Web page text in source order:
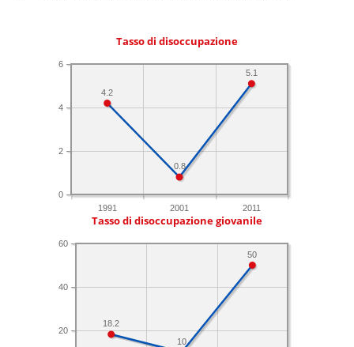
Tasso di disoccupazione
1991 2001 2011
0
2
4
6
5.1
0.8
4.2
Tasso di disoccupazione giovanile
20
40
60
50
10
18.2